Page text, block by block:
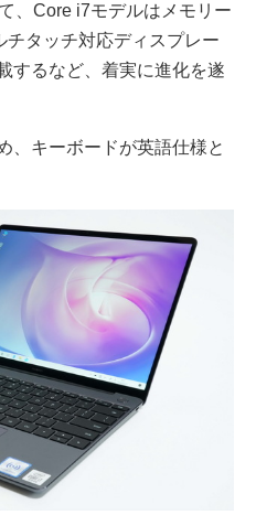
、Core i7モデルはメモリー
チタッチ対応ディスプレー
するなど、着実に進化を遂
、キーボードが英語仕様と